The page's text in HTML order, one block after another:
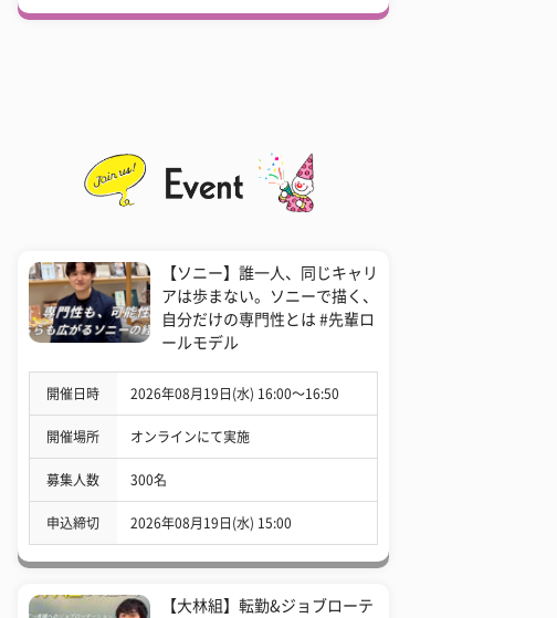
【ソニー】誰一人、同じキャリ
アは歩まない。ソニーで描く、
自分だけの専門性とは #先輩ロ
ールモデル
開催日時 2026年08月19日(水) 16:00〜16:50
開催場所 オンラインにて実施
募集人数 300名
申込締切 2026年08月19日(水) 15:00
【大林組】転勤&ジョブローテ